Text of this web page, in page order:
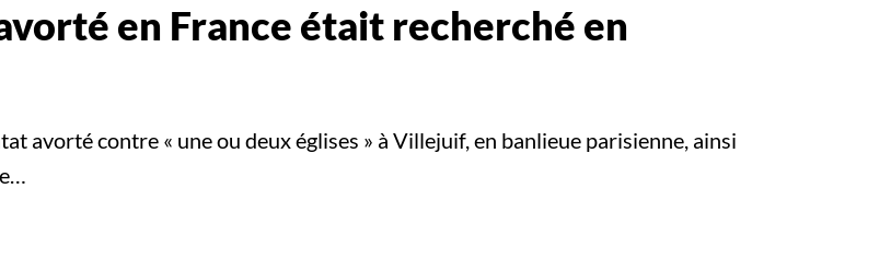
en France était recherché en
avorté contre « une ou deux églises » à Villejuif, en banlieue parisienne, ainsi